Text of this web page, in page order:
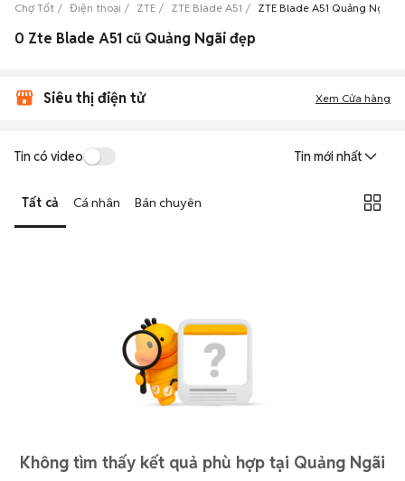
Chợ Tốt Điện thoại ZTE ZTE Blade A51 ZTE Blade A51 Quảng Ngãi
0 Zte Blade A51 cũ Quảng Ngãi đẹp
Siêu thị điện tử Xem Cửa hàng
Tin có video Tin mới nhất
Tất cả Cá nhân Bán chuyên
Không tìm thấy kết quả phù hợp tại Quảng Ngãi